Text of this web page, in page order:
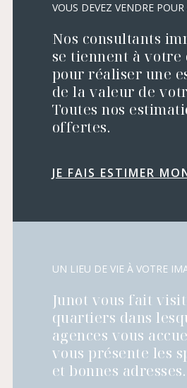
VOUS DEVEZ VENDRE POUR
Nos consultants
se tiennent à votre
pour réaliser une
de la valeur de
Toutes nos
offertes.
JE FAIS ESTIMER
UN LIEU DE VIE À VOTRE
Junot vous fait
quartiers dans
agences vous
vous présente les
et bonnes adresses.